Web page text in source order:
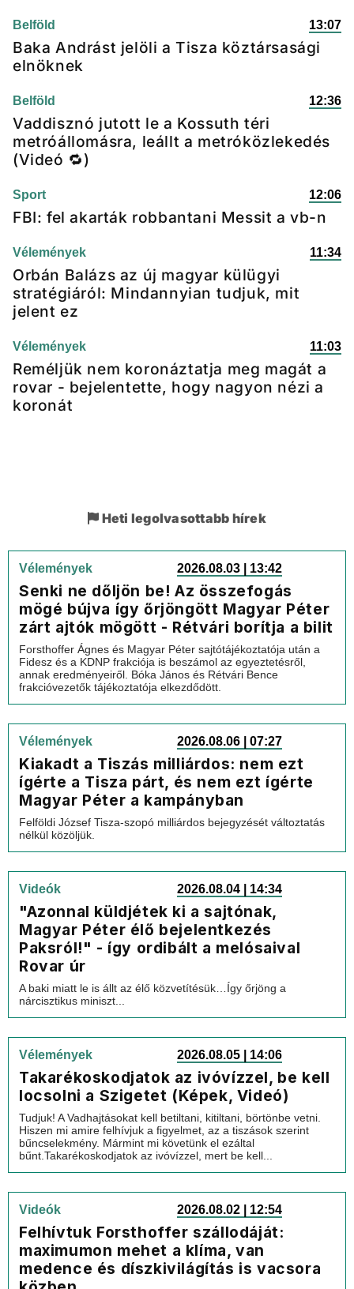
Belföld 13:07
Baka Andrást jelöli a Tisza köztársasági
elnöknek
Belföld 12:36
Vaddisznó jutott le a Kossuth téri
metróállomásra, leállt a metróközlekedés
(Videó 🔁)
Sport 12:06
FBI: fel akarták robbantani Messit a vb-n
Vélemények 11:34
Orbán Balázs az új magyar külügyi
stratégiáról: Mindannyian tudjuk, mit
jelent ez
Vélemények 11:03
Reméljük nem koronáztatja meg magát a
rovar - bejelentette, hogy nagyon nézi a
koronát
Heti legolvasottabb hírek
Vélemények 2026.08.03 | 13:42
Senki ne dőljön be! Az összefogás
mögé bújva így őrjöngött Magyar Péter
zárt ajtók mögött - Rétvári borítja a bilit
Forsthoffer Ágnes és Magyar Péter sajtótájékoztatója után a
Fidesz és a KDNP frakciója is beszámol az egyeztetésről,
annak eredményeiről. Bóka János és Rétvári Bence
frakcióvezetők tájékoztatója elkezdődött.
Vélemények 2026.08.06 | 07:27
Kiakadt a Tiszás milliárdos: nem ezt
ígérte a Tisza párt, és nem ezt ígérte
Magyar Péter a kampányban
Felföldi József Tisza-szopó milliárdos bejegyzését változtatás
nélkül közöljük.
Videók 2026.08.04 | 14:34
"Azonnal küldjétek ki a sajtónak,
Magyar Péter élő bejelentkezés
Paksról!" - így ordibált a melósaival
Rovar úr
A baki miatt le is állt az élő közvetítésük…Így őrjöng a
nárcisztikus miniszt...
Vélemények 2026.08.05 | 14:06
Takarékoskodjatok az ivóvízzel, be kell
locsolni a Szigetet (Képek, Videó)
Tudjuk! A Vadhajtásokat kell betiltani, kitiltani, börtönbe vetni.
Hiszen mi amire felhívjuk a figyelmet, az a tiszások szerint
bűncselekmény. Mármint mi követünk el ezáltal
bűnt.Takarékoskodjatok az ivóvízzel, mert be kell...
Videók 2026.08.02 | 12:54
Felhívtuk Forsthoffer szállodáját:
maximumon mehet a klíma, van
medence és díszkivilágítás is vacsora